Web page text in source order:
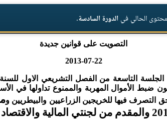
الحالي في الدورة السادسة.
التصويت على قوانين جديدة
2013-07-22
النواب بتاريخ 22\7\2013 وفي الجلسة التاسعة من الفصل
التصرف فيها للخريجين الزراعيين والبيطريين و